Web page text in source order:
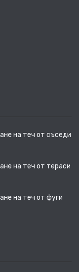
на теч от съседи
на теч от тераси
на теч от фуги